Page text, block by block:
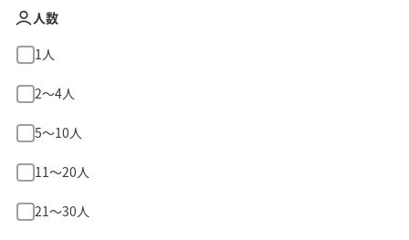
人数
1人
2〜4人
5〜10人
11〜20人
21〜30人